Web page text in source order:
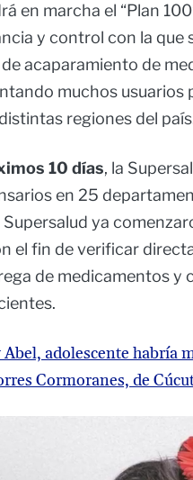
en marcha el “Plan
y control con la que
acaparamiento de
muchos usuarios
regiones del
10 días, la
en 25
ya
el fin de verificar
de medicamentos y
adolescente habría
Cormoranes, de